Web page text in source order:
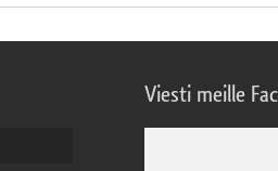
Viesti meille